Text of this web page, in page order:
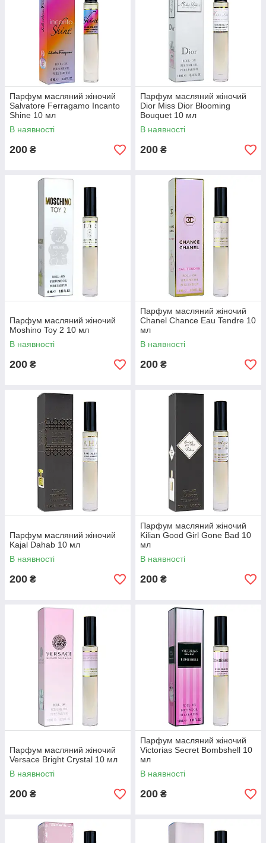
Парфум масляний жіночий
Salvatore Ferragamo Incanto
Shine 10 мл
В наявності
200 ₴
Парфум масляний жіночий
Dior Miss Dior Blooming
Bouquet 10 мл
В наявності
200 ₴
Парфум масляний жіночий
Moshino Toy 2 10 мл
В наявності
200 ₴
Парфум масляний жіночий
Chanel Chance Eau Tendre 10
мл
В наявності
200 ₴
Парфум масляний жіночий
Kajal Dahab 10 мл
В наявності
200 ₴
Парфум масляний жіночий
Kilian Good Girl Gone Bad 10
мл
В наявності
200 ₴
Парфум масляний жіночий
Versace Bright Crystal 10 мл
В наявності
200 ₴
Парфум масляний жіночий
Victorias Secret Bombshell 10
мл
В наявності
200 ₴